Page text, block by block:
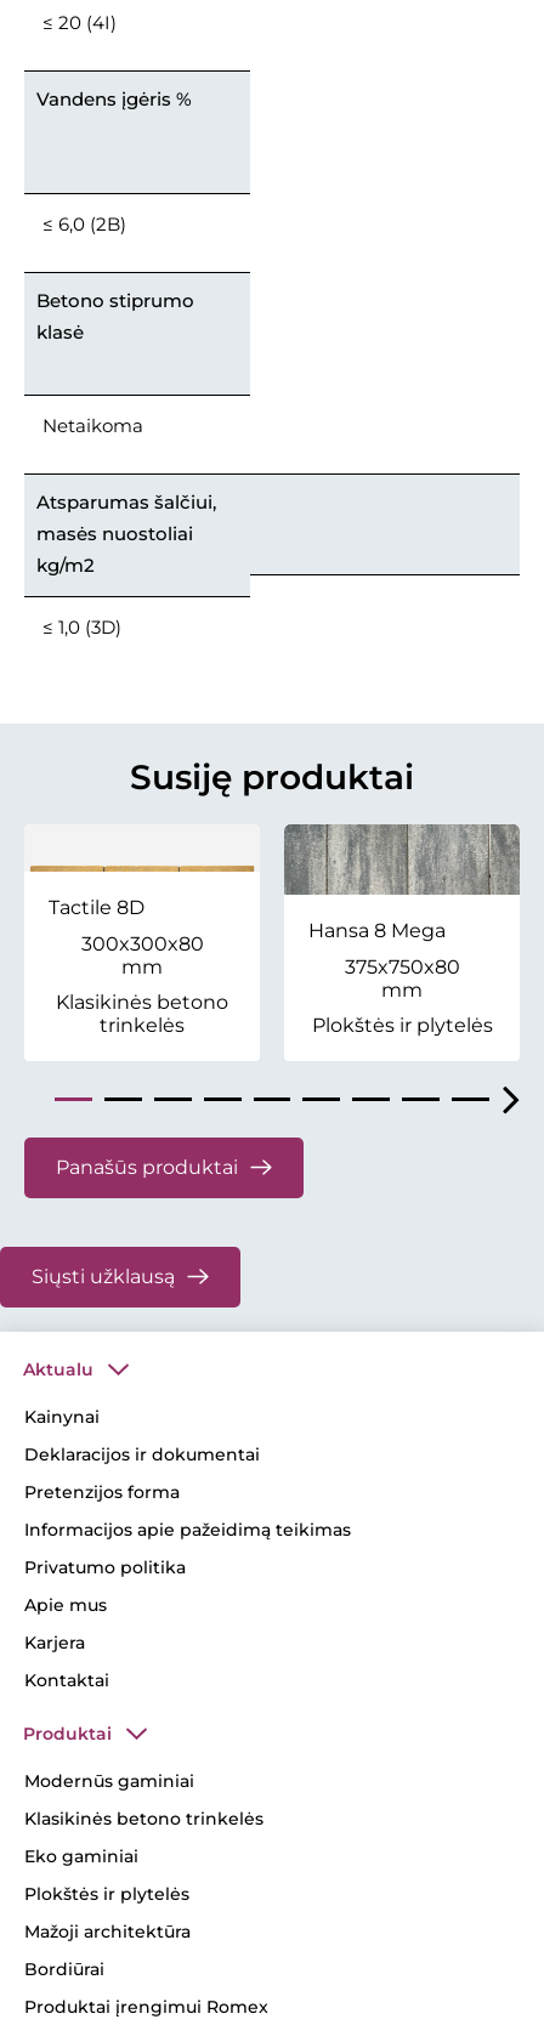
≤ 20 (4I)
Vandens įgėris %
≤ 6,0 (2B)
Betono stiprumo
klasė
Netaikoma
Atsparumas šalčiui,
masės nuostoliai
kg/m2
≤ 1,0 (3D)
Susiję produktai
Tactile 8D
300x300x80
mm
Klasikinės betono
trinkelės
Hansa 8 Mega
375x750x80
mm
Plokštės ir plytelės
Panašūs produktai
Siųsti užklausą
Aktualu
Kainynai
Deklaracijos ir dokumentai
Pretenzijos forma
Informacijos apie pažeidimą teikimas
Privatumo politika
Apie mus
Karjera
Kontaktai
Produktai
Modernūs gaminiai
Klasikinės betono trinkelės
Eko gaminiai
Plokštės ir plytelės
Mažoji architektūra
Bordiūrai
Produktai įrengimui Romex